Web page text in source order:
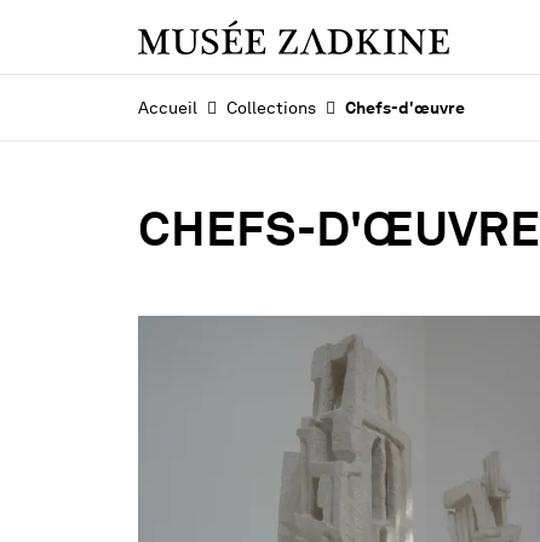
Vous êtes ici :
Accueil Collections Chefs-d'œuvre
CHEFS-D'ŒUVRE